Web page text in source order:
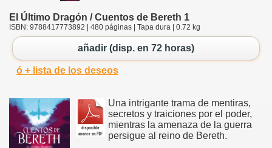
El Último Dragón / Cuentos de Bereth 1
ISBN: 9788417773892 | 480 páginas | Tapa dura | 0.72 kg
añadir (disp. en 72 horas)
ó + lista de los deseos
Una intrigante trama de mentiras,
secretos y traiciones por el poder,
mientras la amenaza de la guerra
persigue al reino de Bereth.